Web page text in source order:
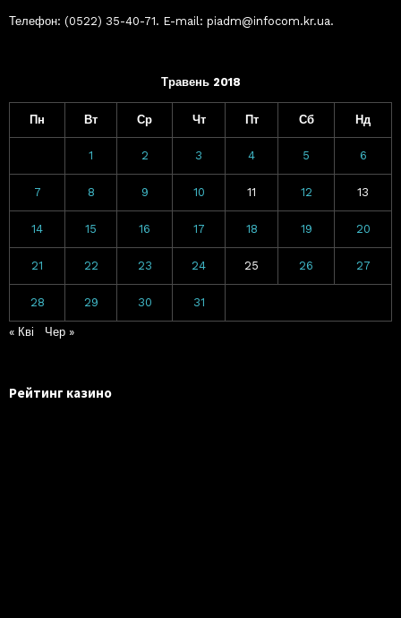
Телефон: (0522) 35-40-71. E-mail: piadm@infocom.kr.ua.
Травень 2018
Пн Вт Ср Чт Пт Сб Нд
1 2 3 4 5 6
7 8 9 10 11 12 13
14 15 16 17 18 19 20
21 22 23 24 25 26 27
28 29 30 31
« Кві Чер »
Рейтинг казино